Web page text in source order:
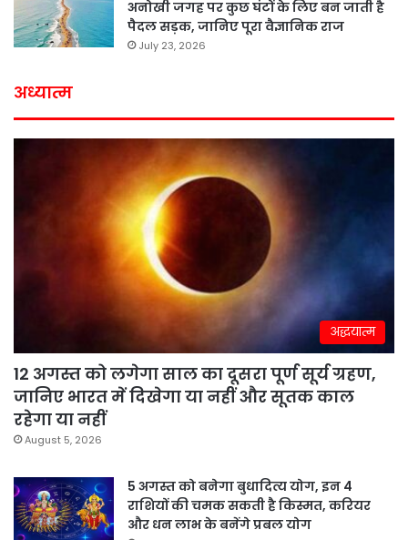
अनोखी जगह पर कुछ घंटों के लिए बन जाती है
पैदल सड़क, जानिए पूरा वैज्ञानिक राज
July 23, 2026
अध्यात्म
अद्धयात्म
12 अगस्त को लगेगा साल का दूसरा पूर्ण सूर्य ग्रहण,
जानिए भारत में दिखेगा या नहीं और सूतक काल
रहेगा या नहीं
August 5, 2026
5 अगस्त को बनेगा बुधादित्य योग, इन 4
राशियों की चमक सकती है किस्मत, करियर
और धन लाभ के बनेंगे प्रबल योग